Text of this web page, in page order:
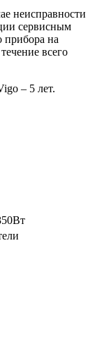
неисправности
сервисным
на
всего
– 5 лет.